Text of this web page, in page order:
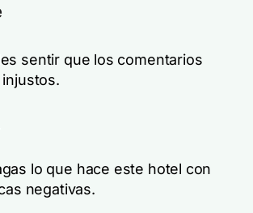
sentir que los comentarios
lo que hace este hotel con
negativas.